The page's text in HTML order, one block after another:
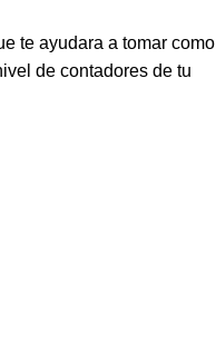
te ayudara a tomar como
de contadores de tu